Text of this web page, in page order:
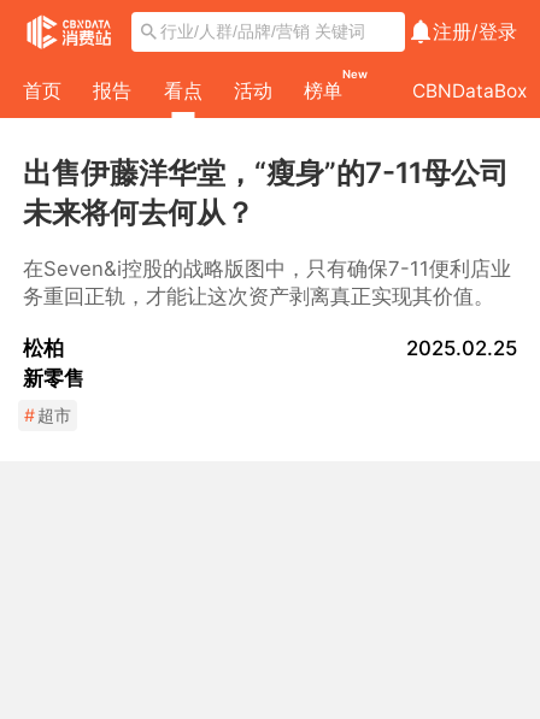
注册/登录
首页 报告 看点 活动 榜单
New
CBNDataBox
出售伊藤洋华堂，“瘦身”的7-11母公司
未来将何去何从？
在Seven&i控股的战略版图中，只有确保7-11便利店业
务重回正轨，才能让这次资产剥离真正实现其价值。
松柏
新零售
2025.02.25
#超市